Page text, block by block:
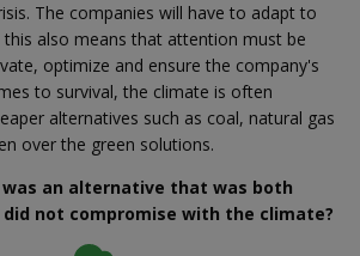
The companies will have to adapt to
also means that attention must be
optimize and ensure the company's
to survival, the climate is often
alternatives such as coal, natural gas
over the green solutions.
an alternative that was both
not compromise with the climate?